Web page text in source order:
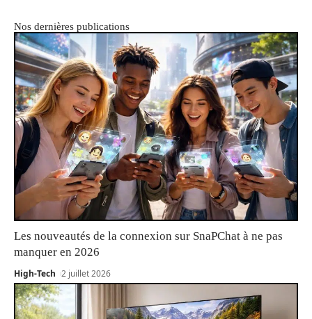
Nos dernières publications
Les nouveautés de la connexion sur SnaPChat à ne pas
manquer en 2026
High-Tech 2 juillet 2026